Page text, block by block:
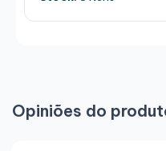
Opiniões do